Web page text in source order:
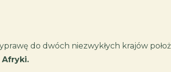
do dwóch niezwykłych krajów
Afryki.